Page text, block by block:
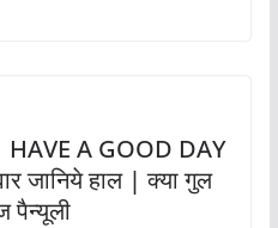
A GOOD DAY
जानिये हाल | क्या गुल
पैन्यूली